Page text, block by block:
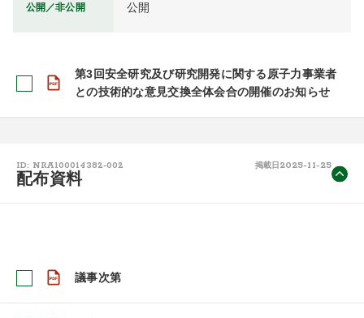
公開／非公開 公開
第3回安全研究及び研究開発に関する原子力事業者
との技術的な意見交換全体会合の開催のお知らせ
ID: NRA100014382-002 掲載日 2025-11-25
配布資料
議事次第